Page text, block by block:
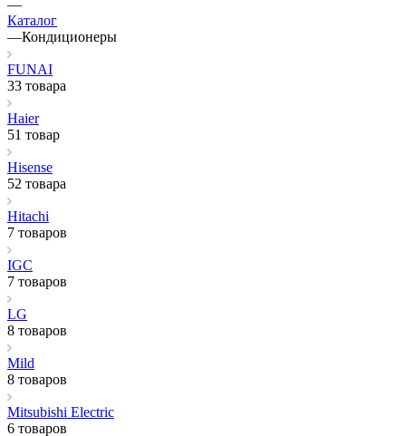
—
Каталог
—Кондиционеры
FUNAI
33 товара
Haier
51 товар
Hisense
52 товара
Hitachi
7 товаров
IGC
7 товаров
LG
8 товаров
Mild
8 товаров
Mitsubishi Electric
6 товаров